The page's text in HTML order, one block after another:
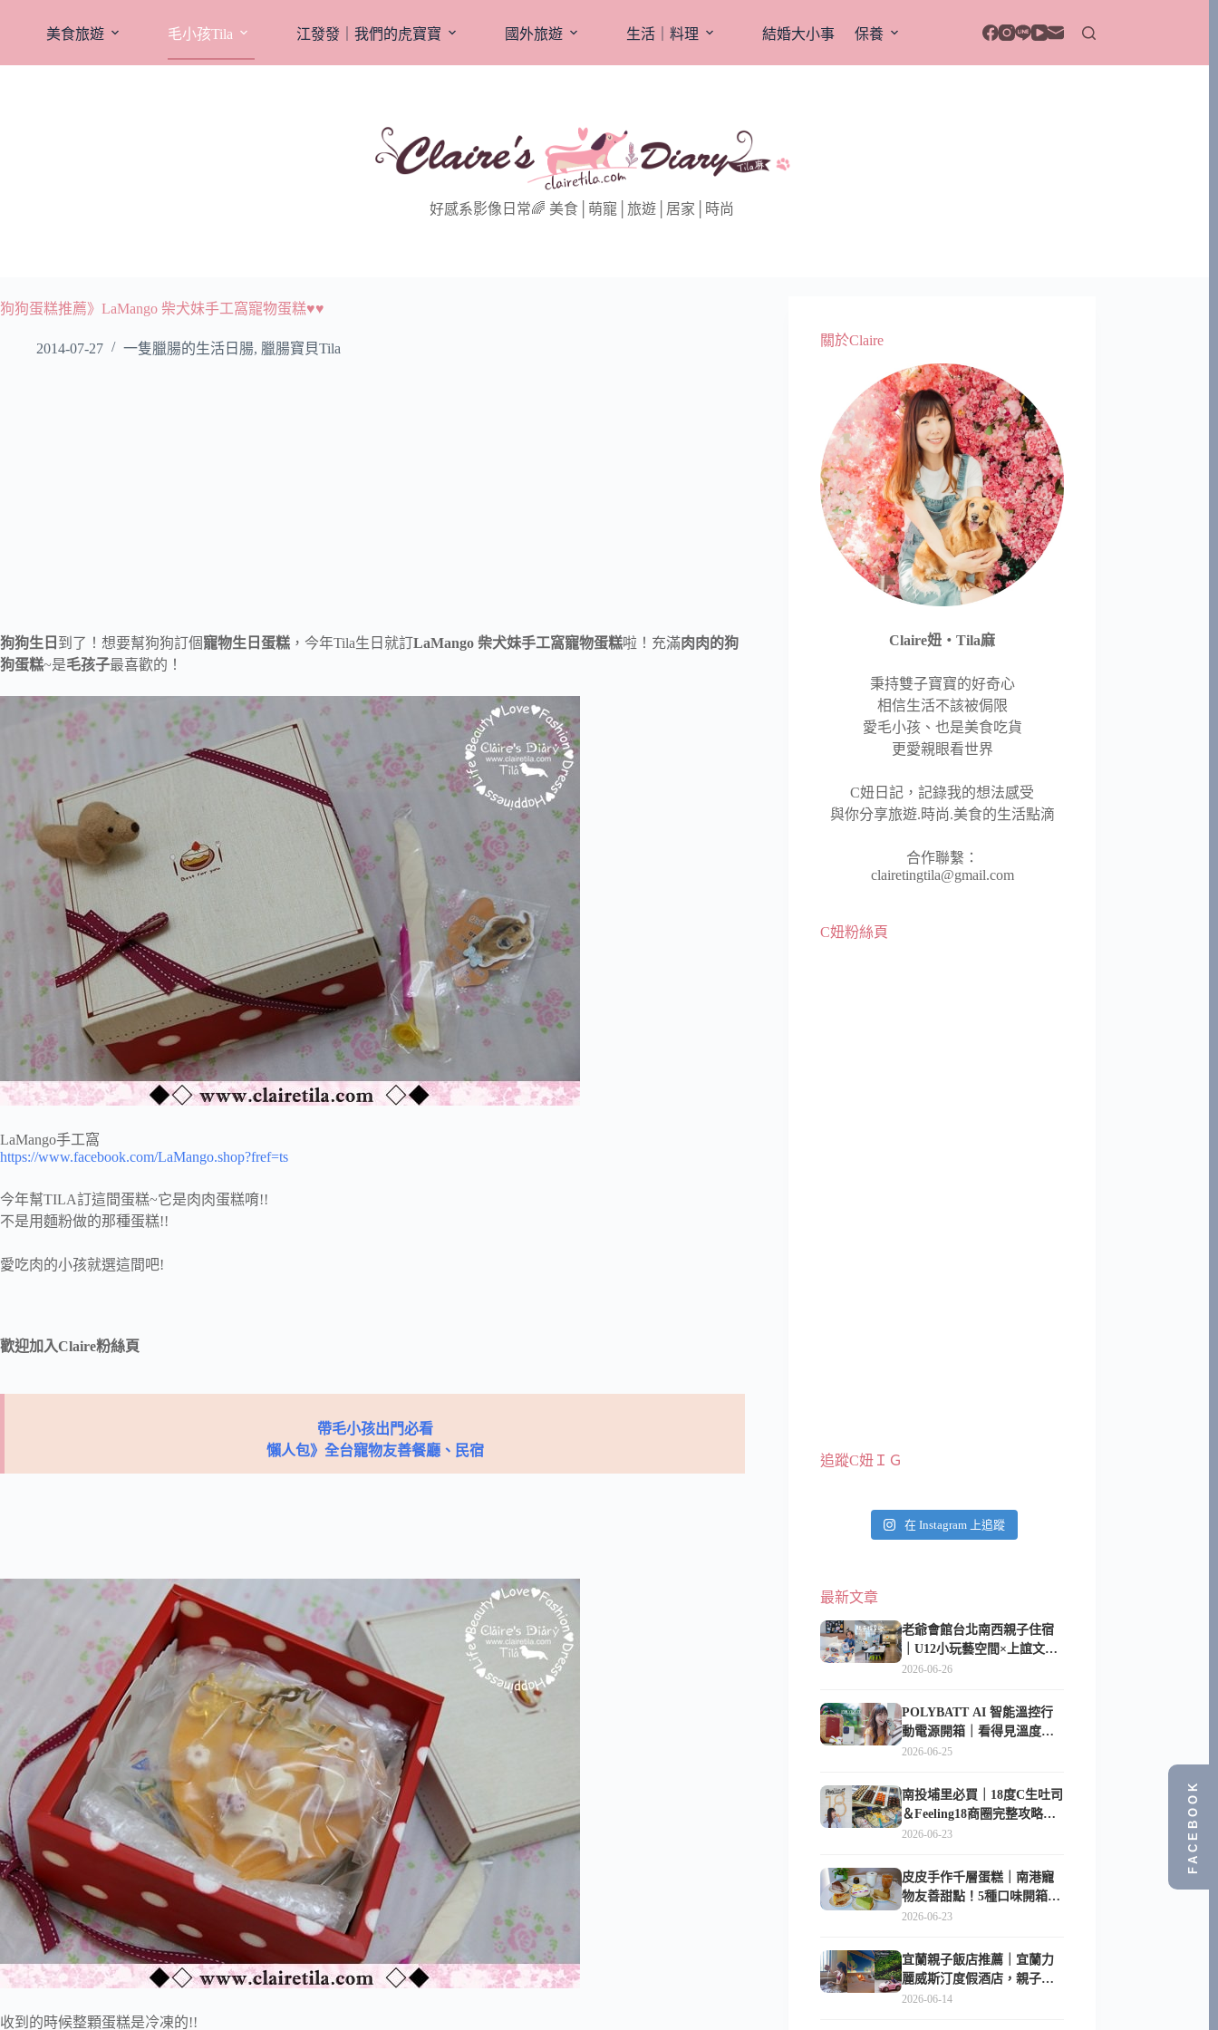
美食旅遊 毛小孩Tila 江發發｜我們的虎寶寶 國外旅遊 生活｜料理 結婚大小事 保養
好感系影像日常🌈 美食│萌寵│旅遊│居家│時尚
狗狗蛋糕推薦》LaMango 柴犬妹手工窩寵物蛋糕♥♥
2014-07-27 一隻臘腸的生活日腸, 臘腸寶貝Tila
狗狗生日 到了！想要幫狗狗訂個 寵物生日蛋糕 ，今年Tila生日就訂LaMango 柴犬妹手工窩寵物蛋糕啦！充滿肉肉的狗
狗蛋糕~是毛孩子最喜歡的！
LaMango手工窩
https://www.facebook.com/LaMango.shop?fref=ts
今年幫TILA訂這間蛋糕~它是肉肉蛋糕唷!!
不是用麵粉做的那種蛋糕!!
愛吃肉的小孩就選這間吧!
歡迎加入Claire粉絲頁
帶毛小孩出門必看
懶人包》全台寵物友善餐廳、民宿
收到的時候整顆蛋糕是冷凍的!!
關於Claire
Claire妞‧Tila麻
秉持雙子寶寶的好奇心
相信生活不該被侷限
愛毛小孩、也是美食吃貨
更愛親眼看世界
C妞日記，記錄我的想法感受
與你分享旅遊.時尚.美食的生活點滴
合作聯繫：
clairetingtila@gmail.com
C妞粉絲頁
追蹤C妞ＩＧ
在 Instagram 上追蹤
最新文章
老爺會館台北南西親子住宿
｜U12小玩藝空間×上誼文
化，暑假帶孩子這樣玩
2026-06-26
POLYBATT AI 智能溫控行
動電源開箱｜看得見溫度與
電量，外出更安心的
2026-06-25
南投埔里必買｜18度C生吐司
＆Feeling18商圈完整攻略，
在地人帶路這樣逛
2026-06-23
皮皮手作千層蛋糕｜南港寵
物友善甜點！5種口味開箱，
比Lady M便宜一半的台北隱
2026-06-23
宜蘭親子飯店推薦｜宜蘭力
麗威斯汀度假酒店，親子
房、Buffet、泳池、兒童俱樂
2026-06-14
FACEBOOK